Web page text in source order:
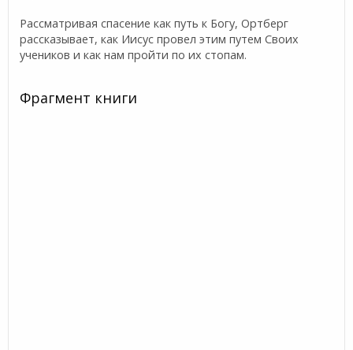
Рассматривая спасение как путь к Богу, Ортберг
рассказывает, как Иисус провел этим путем Своих
учеников и как нам пройти по их стопам.
Фрагмент книги